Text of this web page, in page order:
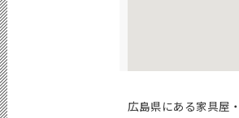
広島県にある家具屋